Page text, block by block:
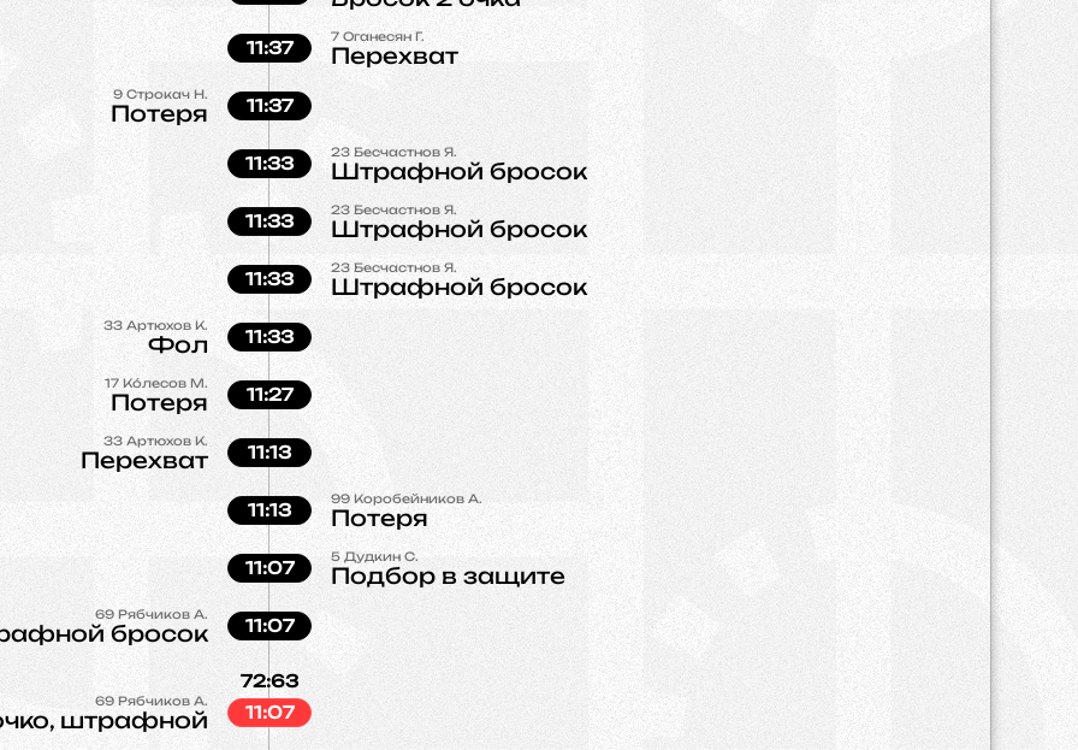
7 Оганесян Г.
Перехват
11:37
9 Строкач Н.
Потеря 11:37
23 Бесчастнов Я.
Штрафной бросок
11:33
23 Бесчастнов Я.
Штрафной бросок
11:33
23Бесчастнов Я.
Штрафной бросок
11:33
33 Артюхов К.
Фол 11:33
17 Кóлесов М.
Потеря 11:27
33 Артюхов К.
Перехват 11:13
99 Коробейников А.
Потеря
11:13
5 Дудкин С.
Подбор в защите
11:07
69 Рябчиков А.
бросок 11:07
69 Рябчиков А.
штрафной
72:63
11:07